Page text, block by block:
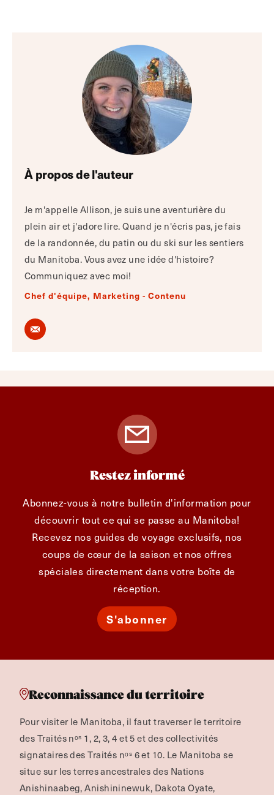
À propos de l'auteur
Je m'appelle Allison, je suis une aventurière du
plein air et j'adore lire. Quand je n'écris pas, je fais
de la randonnée, du patin ou du ski sur les sentiers
du Manitoba. Vous avez une idée d'histoire?
Communiquez avec moi!
Chef d'équipe, Marketing - Contenu
Restez informé
Abonnez-vous à notre bulletin d'information pour
découvrir tout ce qui se passe au Manitoba!
Recevez nos guides de voyage exclusifs, nos
coups de cœur de la saison et nos offres
spéciales directement dans votre boîte de
réception.
S'abonner
Reconnaissance du territoire
Pour visiter le Manitoba, il faut traverser le territoire
des Traités nᵒˢ 1, 2, 3, 4 et 5 et des collectivités
signataires des Traités nᵒˢ 6 et 10. Le Manitoba se
situe sur les terres ancestrales des Nations
Anishinaabeg, Anishininewuk, Dakota Oyate,